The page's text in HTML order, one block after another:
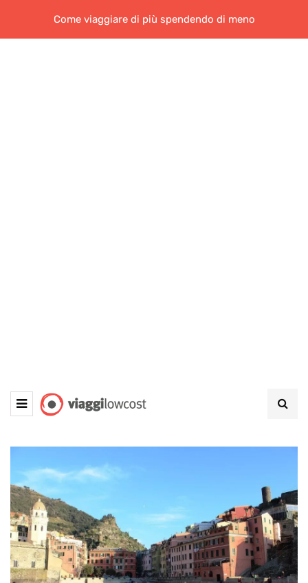
Come viaggiare di più spendendo di meno